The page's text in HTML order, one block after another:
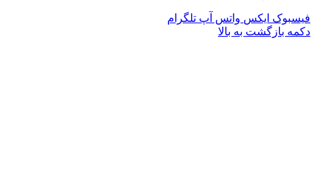
فیسبوک ایکس واتس آپ تلگرام
دکمه بازگشت به بالا